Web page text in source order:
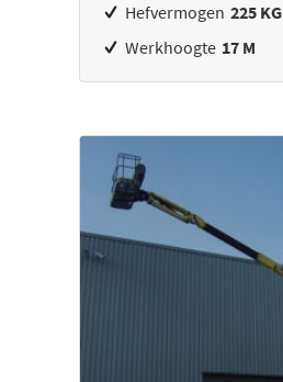
Hefvermogen 225 KG
Werkhoogte 17 M